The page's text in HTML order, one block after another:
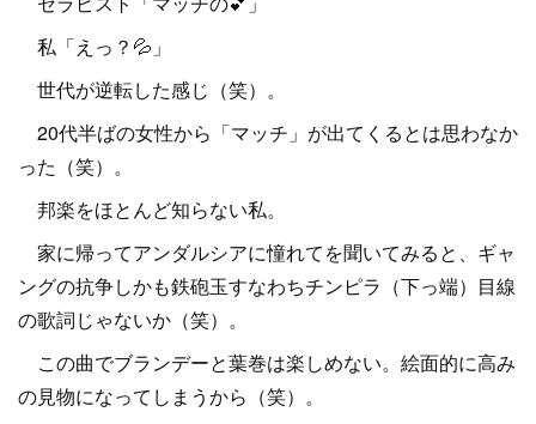
私「えっ？💦」
世代が逆転した感じ（笑）。
20代半ばの女性から「マッチ」が出てくるとは思わなか
った（笑）。
邦楽をほとんど知らない私。
家に帰ってアンダルシアに憧れてを聞いてみると、ギャ
ングの抗争しかも鉄砲玉すなわちチンピラ（下っ端）目線
の歌詞じゃないか（笑）。
この曲でブランデーと葉巻は楽しめない。絵面的に高み
の見物になってしまうから（笑）。